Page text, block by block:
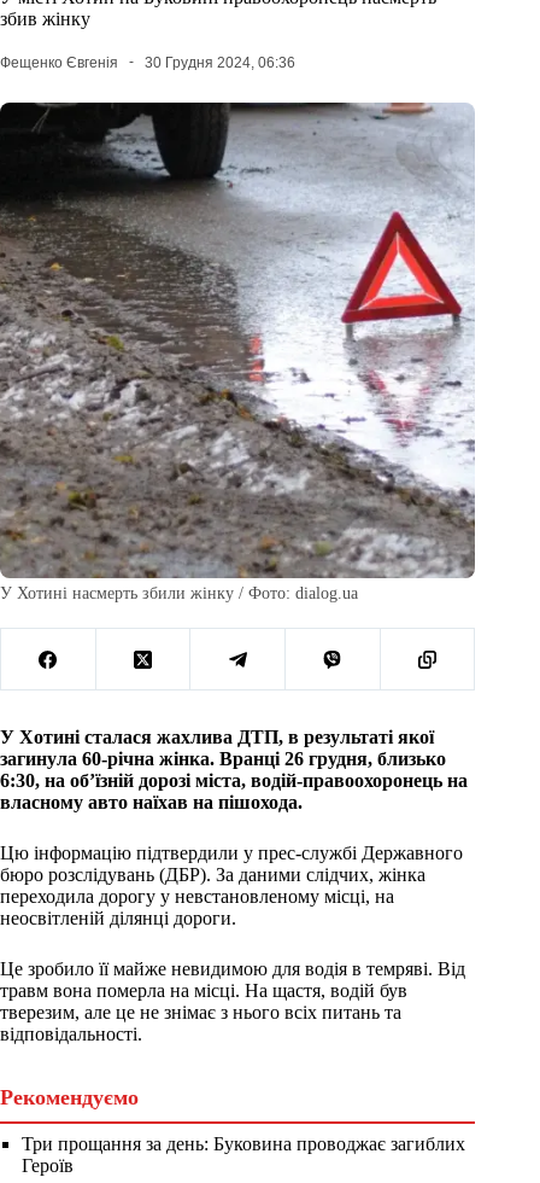
збив жінку
Фещенко Євгенія 30 Грудня 2024, 06:36
У Хотині насмерть збили жінку / Фото: dialog.ua
У Хотині сталася жахлива ДТП, в результаті якої
загинула 60-річна жінка. Вранці 26 грудня, близько
6:30, на об’їзній дорозі міста, водій-правоохоронець на
власному авто наїхав на пішохода.
Цю інформацію підтвердили у прес-службі Державного
бюро розслідувань (ДБР). За даними слідчих, жінка
переходила дорогу у невстановленому місці, на
неосвітленій ділянці дороги.
Це зробило її майже невидимою для водія в темряві. Від
травм вона померла на місці. На щастя, водій був
тверезим, але це не знімає з нього всіх питань та
відповідальності.
Рекомендуємо
Три прощання за день: Буковина проводжає загиблих
Героїв